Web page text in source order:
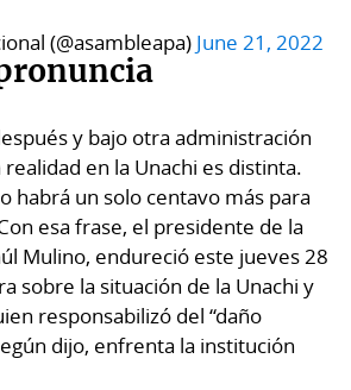
(@asambleapa) June 21, 2022
y bajo otra administración
en la Unachi es distinta.
habrá un solo centavo más para
esa frase, el presidente de la
Mulino, endureció este jueves 28
sobre la situación de la Unachi y
responsabilizó del “daño
dijo, enfrenta la institución